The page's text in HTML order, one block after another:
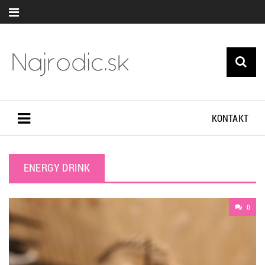
KONTAKT
ENERGY DRINK
0